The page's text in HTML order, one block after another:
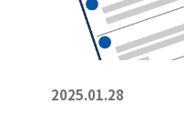
2025.01.28